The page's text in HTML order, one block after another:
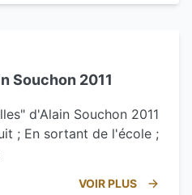
Souchon 2011
d'Alain Souchon 2011
; En sortant de l'école ;
VOIR PLUS